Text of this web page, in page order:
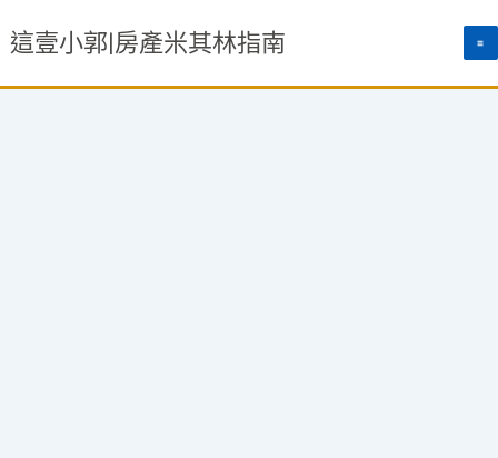
至這壹小郭|房產米其林指南